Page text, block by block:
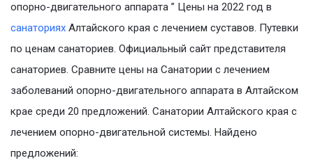
опорно-двигательного аппарата ” Цены на 2022 год в
санаториях Алтайского края с лечением суставов. Путевки
по ценам санаториев. Официальный сайт представителя
санаториев. Сравните цены на Санатории с лечением
заболеваний опорно-двигательного аппарата в Алтайском
крае среди 20 предложений. Санатории Алтайского края с
лечением опорно-двигательной системы. Найдено
предложений: